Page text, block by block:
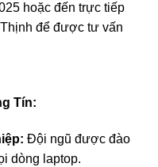
hoặc đến trực tiếp
để được tư vấn
Tín:
Đội ngũ được đào
dòng laptop.